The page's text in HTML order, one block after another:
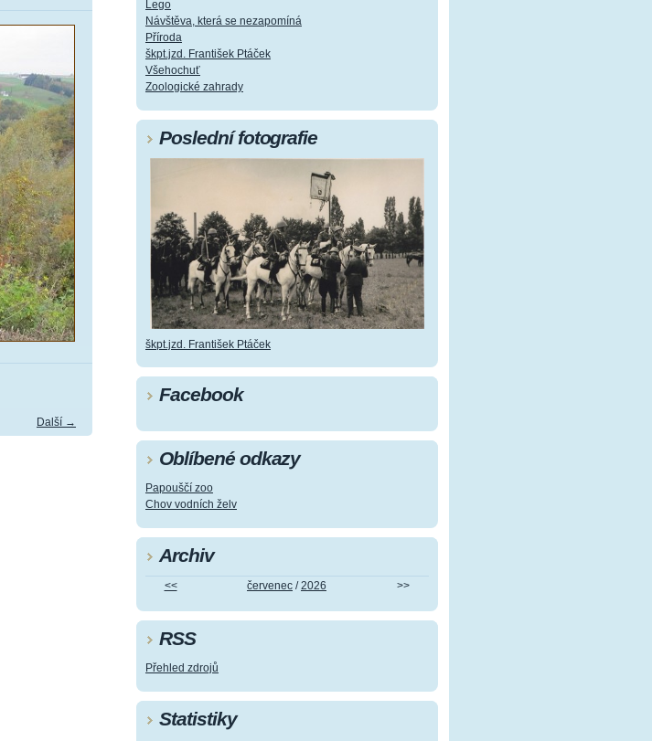
Další →
Lego
Návštěva, která se nezapomíná
Příroda
škpt.jzd. František Ptáček
Všehochuť
Zoologické zahrady
Poslední fotografie
škpt.jzd. František Ptáček
Facebook
Oblíbené odkazy
Papouščí zoo
Chov vodních želv
Archiv
<< červenec /2026 >>
RSS
Přehled zdrojů
Statistiky